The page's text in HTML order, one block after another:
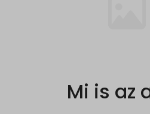
Mi is az